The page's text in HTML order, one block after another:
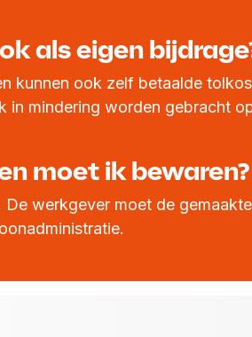
als eigen
kunnen ook zelf betaalde
in mindering worden gebracht
moet ik bewaren?
werkgever moet de